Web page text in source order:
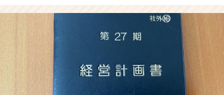
式
会
ク
ッ
ク
工